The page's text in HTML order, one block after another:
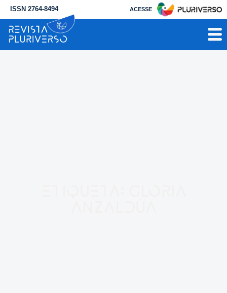
ISSN 2764-8494 ACESSE